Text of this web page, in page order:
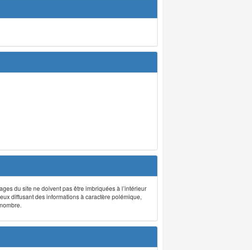
du site ne doivent pas être imbriquées à l’intérieur
diffusant des informations à caractère polémique,